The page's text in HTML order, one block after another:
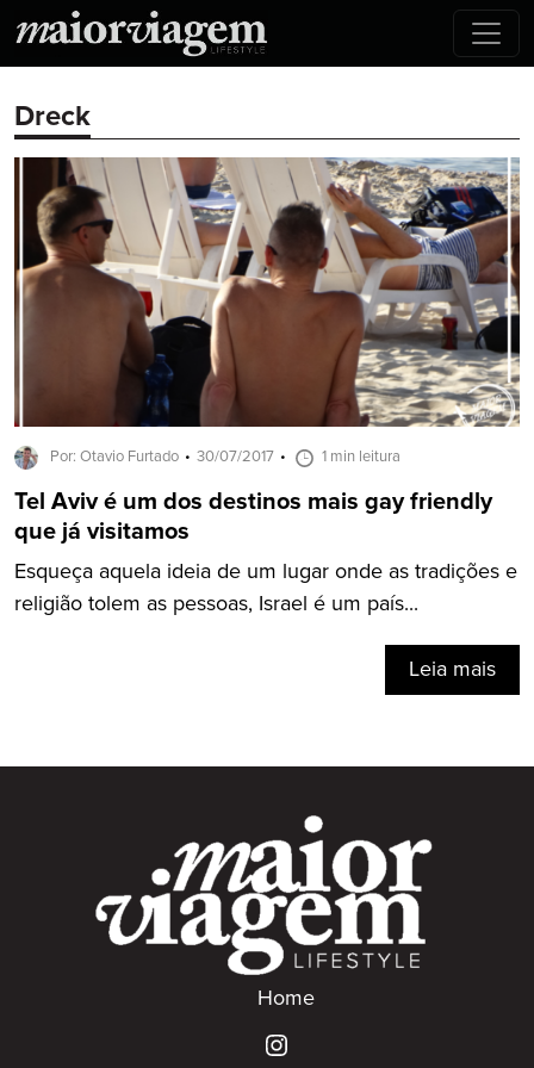
Dreck
Por: Otavio Furtado 30/07/2017 1 min leitura
Tel Aviv é um dos destinos mais gay friendly
que já visitamos
Esqueça aquela ideia de um lugar onde as tradições e
religião tolem as pessoas, Israel é um país...
Leia mais
Home